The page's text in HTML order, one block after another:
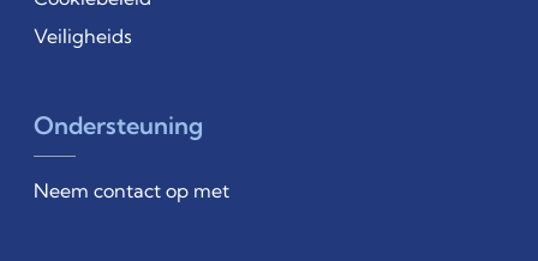
Veiligheids
Ondersteuning
Neem contact op met